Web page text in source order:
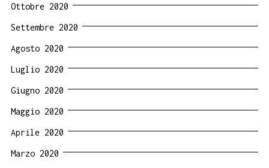
Ottobre 2020
Settembre 2020
Agosto 2020
Luglio 2020
Giugno 2020
Maggio 2020
Aprile 2020
Marzo 2020